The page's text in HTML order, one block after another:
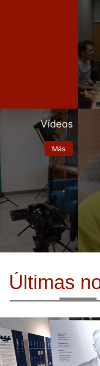
Vídeos
Más
Últimas